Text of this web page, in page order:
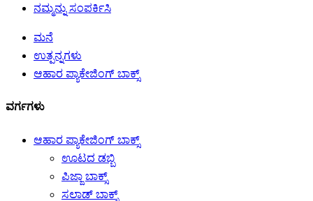
ನಮ್ಮನ್ನು ಸಂಪರ್ಕಿಸಿ
ಮನೆ
ಉತ್ಪನ್ನಗಳು
ಆಹಾರ ಪ್ಯಾಕೇಜಿಂಗ್ ಬಾಕ್ಸ್
ವರ್ಗಗಳು
ಆಹಾರ ಪ್ಯಾಕೇಜಿಂಗ್ ಬಾಕ್ಸ್
ಊಟದ ಡಬ್ಬಿ
ಪಿಜ್ಜಾ ಬಾಕ್ಸ್
ಸಲಾಡ್ ಬಾಕ್ಸ್